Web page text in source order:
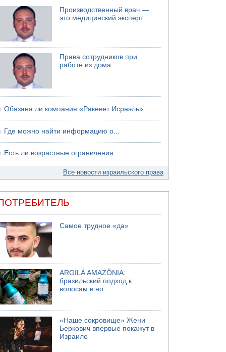
06.08.2026 13:07
Возле Кирьят-Арбы пожар на местности
06.08.2026 12:06
не будут давить на Израиль в вопросе
06.08.2026 11:41
Трое подростков ограбили сексшоп в Холоне
Производственный врач —
это медицинский эксперт
Права сотрудников при
работе из дома
Обязана ли компания «Ракевет Исраэль»...
Где можно найти информацию о...
Есть ли возрастные ограничения...
Все новости израильского права
Самое трудное «да»
ARGILÁ AMAZÔNIA:
бразильский подход к
волосам в но
«Наше сокровище» Жени
Беркович впервые покажут в
Израиле